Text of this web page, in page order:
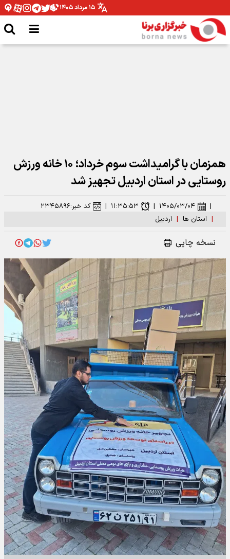
۱۵ مرداد ۱۴۰۵
همزمان با گرامیداشت سوم خرداد؛ ۱۰ خانه ورزش
روستایی در استان اردبیل تجهیز شد
| استان ها | اردبیل
| ۱۴۰۵/۰۳/۰۴ | ۱۱:۳۵:۵۳ | کد خبر:۲۳۴۵۸۹۶
نسخه چاپی